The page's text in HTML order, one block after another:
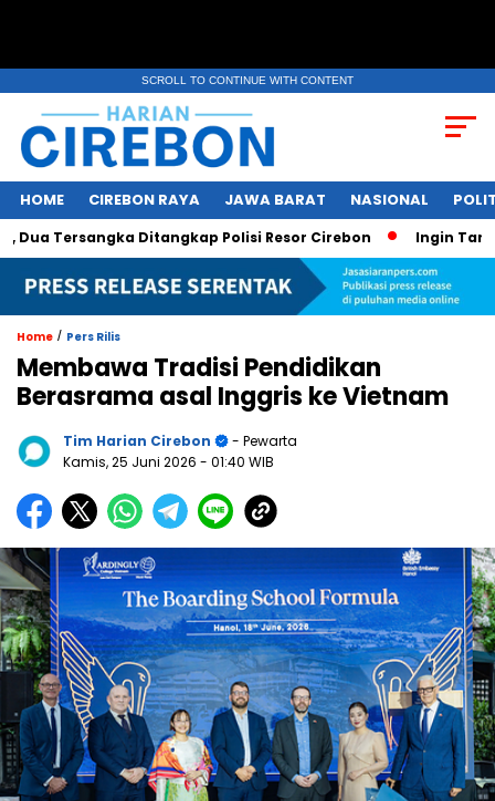
SCROLL TO CONTINUE WITH CONTENT
HOME CIREBON RAYA JAWA BARAT NASIONAL
Tersangka Ditangkap Polisi Resor Cirebon Ingin Tampil di
Home / Pers Rilis
Membawa Tradisi Pendidikan
Berasrama asal Inggris ke Vietnam
Tim Harian Cirebon
- Pewarta
Kamis, 25 Juni 2026 - 01:40 WIB